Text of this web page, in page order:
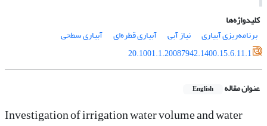
کلیدواژه‌ها
برنامه‌ریزی آبیاری
نیاز آبی آبیاری قطره‌ای
آبیاری سطحی
20.1001.1.20087942.1400.15.6.11.1
عنوان مقاله English
Investigation of irrigation water volume and water